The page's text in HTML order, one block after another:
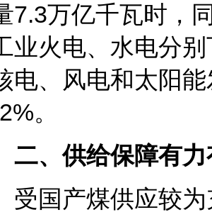
7.3万亿千瓦时，
业火电、水电分
电、风电和太阳
。
、供给保障有力
产煤供应较为